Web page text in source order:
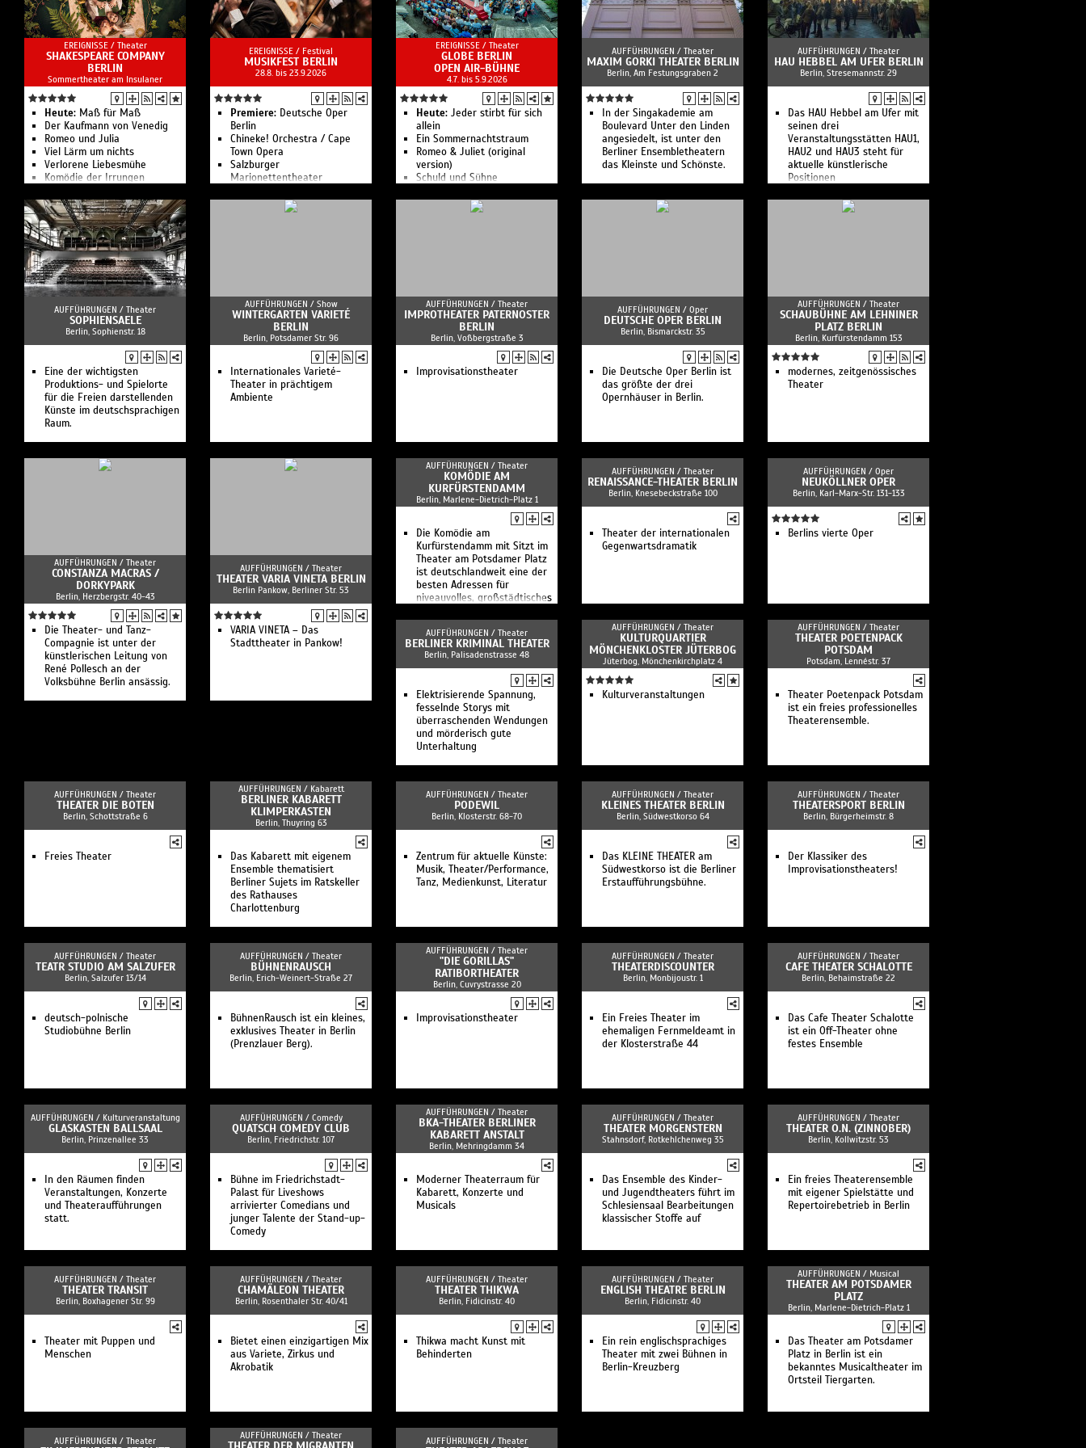
Song Sung Blue
BOUNCE: Bon Jovi Tributeband
WORK LIFE WHAT? - Stand Up.
Kabarett. Beatbox.
Kino unterm Sternenhimmel:
Ach, diese Lücke, diese
entsetzliche Lücke
X-Perience - Electro Pop
Sommer Open Air
Schiller - Sommerklang -
Open Air 2026
Forced To Mode - The
Devotional Tribute To Depeche
Mode
Theater, Unterhaltung und
Veranstaltungsservice im
Nordosten Brandenburgs.
EREIGNISSE / Theater
SHAKESPEARE COMPANY
BERLIN
Sommertheater am Insulaner
Heute: Maß für Maß
Der Kaufmann von Venedig
Romeo und Julia
Viel Lärm um nichts
Verlorene Liebesmühe
Komödie der Irrungen
EREIGNISSE / Festival
MUSIKFEST BERLIN
28.8. bis 23.9.2026
Premiere: Deutsche Oper
Berlin
Chineke! Orchestra / Cape
Town Opera
Salzburger
Marionettentheater
EREIGNISSE / Theater
GLOBE BERLIN
OPEN AIR-BÜHNE
4.7. bis 5.9.2026
Heute: Jeder stirbt für sich
allein
Ein Sommernachtstraum
Romeo & Juliet (original
version)
Schuld und Sühne
Urfaust
Romeo & Julia
AUFFÜHRUNGEN / Theater
MAXIM GORKI THEATER BERLIN
Berlin, Am Festungsgraben 2
In der Singakademie am
Boulevard Unter den Linden
angesiedelt, ist unter den
Berliner Ensembletheatern
das Kleinste und Schönste.
AUFFÜHRUNGEN / Theater
HAU HEBBEL AM UFER BERLIN
Berlin, Stresemannstr. 29
Das HAU Hebbel am Ufer mit
seinen drei
Veranstaltungsstätten HAU1,
HAU2 und HAU3 steht für
aktuelle künstlerische
Positionen
AUFFÜHRUNGEN / Theater
SOPHIENSAELE
Berlin, Sophienstr. 18
Eine der wichtigsten
Produktions- und Spielorte
für die Freien darstellenden
Künste im deutschsprachigen
Raum.
AUFFÜHRUNGEN / Show
WINTERGARTEN VARIETÉ
BERLIN
Berlin, Potsdamer Str. 96
Internationales Varieté-
Theater in prächtigem
Ambiente
AUFFÜHRUNGEN / Theater
IMPROTHEATER PATERNOSTER
BERLIN
Berlin, Voßbergstraße 3
Improvisationstheater
AUFFÜHRUNGEN / Oper
DEUTSCHE OPER BERLIN
Berlin, Bismarckstr. 35
Die Deutsche Oper Berlin ist
das größte der drei
Opernhäuser in Berlin.
AUFFÜHRUNGEN / Theater
SCHAUBÜHNE AM LEHNINER
PLATZ BERLIN
Berlin, Kurfürstendamm 153
modernes, zeitgenössisches
Theater
AUFFÜHRUNGEN / Theater
CONSTANZA MACRAS /
DORKYPARK
Berlin, Herzbergstr. 40-43
Die Theater- und Tanz-
Compagnie ist unter der
künstlerischen Leitung von
René Pollesch an der
Volksbühne Berlin ansässig.
AUFFÜHRUNGEN / Theater
THEATER VARIA VINETA BERLIN
Berlin Pankow, Berliner Str. 53
VARIA VINETA – Das
Stadttheater in Pankow!
AUFFÜHRUNGEN / Theater
KOMÖDIE AM
KURFÜRSTENDAMM
Berlin, Marlene-Dietrich-Platz 1
Die Komödie am
Kurfürstendamm mit Sitzt im
Theater am Potsdamer Platz
ist deutschlandweit eine der
besten Adressen für
niveauvolles, großstädtisches
AUFFÜHRUNGEN / Theater
RENAISSANCE-THEATER BERLIN
Berlin, Knesebeckstraße 100
Theater der internationalen
Gegenwartsdramatik
AUFFÜHRUNGEN / Oper
NEUKÖLLNER OPER
Berlin, Karl-Marx-Str. 131-133
Berlins vierte Oper
AUFFÜHRUNGEN / Theater
BERLINER KRIMINAL THEATER
Berlin, Palisadenstrasse 48
Elektrisierende Spannung,
fesselnde Storys mit
überraschenden Wendungen
und mörderisch gute
Unterhaltung
AUFFÜHRUNGEN / Theater
KULTURQUARTIER
MÖNCHENKLOSTER JÜTERBOG
Jüterbog, Mönchenkirchplatz 4
Kulturveranstaltungen
AUFFÜHRUNGEN / Theater
THEATER POETENPACK
POTSDAM
Potsdam, Lennéstr. 37
Theater Poetenpack Potsdam
ist ein freies professionelles
Theaterensemble.
AUFFÜHRUNGEN / Theater
THEATER DIE BOTEN
Berlin, Schottstraße 6
Freies Theater
AUFFÜHRUNGEN / Kabarett
BERLINER KABARETT
KLIMPERKASTEN
Berlin, Thuyring 63
Das Kabarett mit eigenem
Ensemble thematisiert
Berliner Sujets im Ratskeller
des Rathauses
Charlottenburg
AUFFÜHRUNGEN / Theater
PODEWIL
Berlin, Klosterstr. 68-70
Zentrum für aktuelle Künste:
Musik, Theater/Performance,
Tanz, Medienkunst, Literatur
AUFFÜHRUNGEN / Theater
KLEINES THEATER BERLIN
Berlin, Südwestkorso 64
Das KLEINE THEATER am
Südwestkorso ist die Berliner
Erstaufführungsbühne.
AUFFÜHRUNGEN / Theater
THEATERSPORT BERLIN
Berlin, Bürgerheimstr. 8
Der Klassiker des
Improvisationstheaters!
AUFFÜHRUNGEN / Theater
TEATR STUDIO AM SALZUFER
Berlin, Salzufer 13/14
deutsch-polnische
Studiobühne Berlin
AUFFÜHRUNGEN / Theater
BÜHNENRAUSCH
Berlin, Erich-Weinert-Straße 27
BühnenRausch ist ein kleines,
exklusives Theater in Berlin
(Prenzlauer Berg).
AUFFÜHRUNGEN / Theater
"DIE GORILLAS"
RATIBORTHEATER
Berlin, Cuvrystrasse 20
Improvisationstheater
AUFFÜHRUNGEN / Theater
THEATERDISCOUNTER
Berlin, Monbijoustr. 1
Ein Freies Theater im
ehemaligen Fernmeldeamt in
der Klosterstraße 44
AUFFÜHRUNGEN / Theater
CAFE THEATER SCHALOTTE
Berlin, Behaimstraße 22
Das Cafe Theater Schalotte
ist ein Off-Theater ohne
festes Ensemble
AUFFÜHRUNGEN / Kulturveranstaltung
GLASKASTEN BALLSAAL
Berlin, Prinzenallee 33
In den Räumen finden
Veranstaltungen, Konzerte
und Theateraufführungen
statt.
AUFFÜHRUNGEN / Comedy
QUATSCH COMEDY CLUB
Berlin, Friedrichstr. 107
Bühne im Friedrichstadt-
Palast für Liveshows
arrivierter Comedians und
junger Talente der Stand-up-
Comedy
AUFFÜHRUNGEN / Theater
BKA-THEATER BERLINER
KABARETT ANSTALT
Berlin, Mehringdamm 34
Moderner Theaterraum für
Kabarett, Konzerte und
Musicals
AUFFÜHRUNGEN / Theater
THEATER MORGENSTERN
Stahnsdorf, Rotkehlchenweg 35
Das Ensemble des Kinder-
und Jugendtheaters führt im
Schlesiensaal Bearbeitungen
klassischer Stoffe auf
AUFFÜHRUNGEN / Theater
THEATER O.N. (ZINNOBER)
Berlin, Kollwitzstr. 53
Ein freies Theaterensemble
mit eigener Spielstätte und
Repertoirebetrieb in Berlin
AUFFÜHRUNGEN / Theater
THEATER TRANSIT
Berlin, Boxhagener Str. 99
Theater mit Puppen und
Menschen
AUFFÜHRUNGEN / Theater
CHAMÄLEON THEATER
Berlin, Rosenthaler Str. 40/41
Bietet einen einzigartigen Mix
aus Variete, Zirkus und
Akrobatik
AUFFÜHRUNGEN / Theater
THEATER THIKWA
Berlin, Fidicinstr. 40
Thikwa macht Kunst mit
Behinderten
AUFFÜHRUNGEN / Theater
ENGLISH THEATRE BERLIN
Berlin, Fidicinstr. 40
Ein rein englischsprachiges
Theater mit zwei Bühnen in
Berlin-Kreuzberg
AUFFÜHRUNGEN / Musical
THEATER AM POTSDAMER
PLATZ
Berlin, Marlene-Dietrich-Platz 1
Das Theater am Potsdamer
Platz in Berlin ist ein
bekanntes Musicaltheater im
Ortsteil Tiergarten.
AUFFÜHRUNGEN / Theater AUFFÜHRUNGEN / Theater AUFFÜHRUNGEN / Theater